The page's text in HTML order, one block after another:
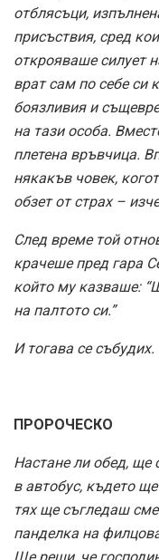
отблясъци,
присъствия, сред
открояваше силует
врат сам по себе си
боязливия и
на тази особа.
плетена връвчица.
някакъв човек,
обзет от страх –
След време той
крачеше пред гара
който му казваше:
на палтото си.”
И тогава се събудих.
ПРОРОЧЕСКО
Настане ли обед, ще
в автобус, където
тях ще съгледаш
панделка на